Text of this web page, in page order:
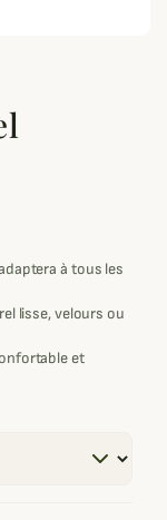
à tous les
lisse, velours ou
et